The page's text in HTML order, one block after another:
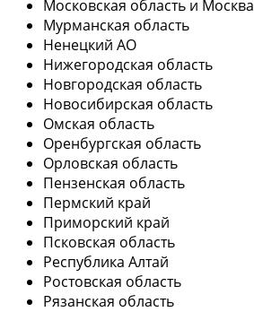
Московская область и Москва
Мурманская область
Ненецкий АО
Нижегородская область
Новгородская область
Новосибирская область
Омская область
Оренбургская область
Орловская область
Пензенская область
Пермский край
Приморский край
Псковская область
Республика Алтай
Ростовская область
Рязанская область